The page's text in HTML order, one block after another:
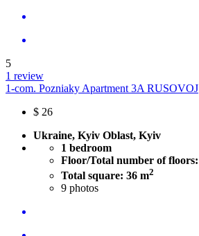
5
1 review
1-com. Pozniaky Apartment 3A RUSOVOJ
$ 26
Ukraine, Kyiv Oblast, Kyiv
1 bedroom
Floor/Total number of floors:
Total square: 36 m2
9 photos